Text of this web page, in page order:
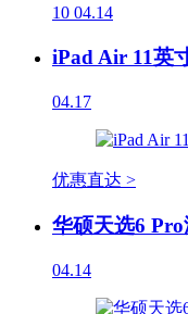
10 04.14
iPad Air 11英
04.17
优惠直达 >
华硕天选6
04.14